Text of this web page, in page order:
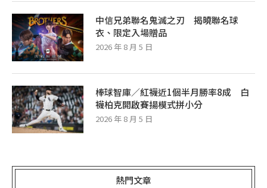
中信兄弟聯名鬼滅之刃 揭曉聯名球
衣、限定入場贈品
2026 年 8 月 5 日
棒球智庫／紅襪近1個半月勝率8成 白
襪柏克開啟賽揚模式拼小分
2026 年 8 月 5 日
熱門文章